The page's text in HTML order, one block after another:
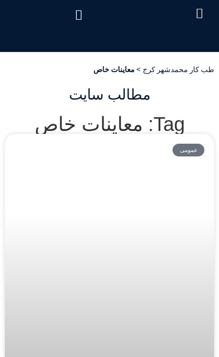
طب کار محمدشهر کرج > معاینات خاص
مطالب سایت
Tag: معاینات خاص
عمومی